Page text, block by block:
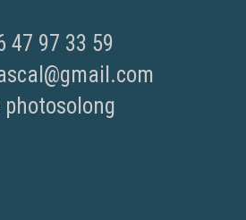
47 97 33 59
photosolong